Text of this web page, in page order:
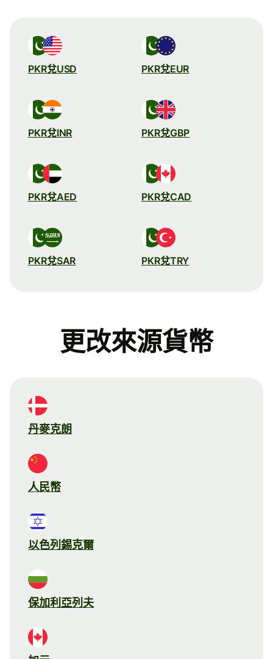
PKR兌USD PKR兌EUR
PKR兌INR PKR兌GBP
PKR兌AED PKR兌CAD
PKR兌SAR PKR兌TRY
更改來源貨幣
丹麥克朗
人民幣
以色列錫克爾
保加利亞列夫